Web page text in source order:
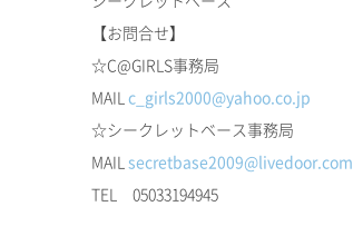
【お問合せ】
☆C@GIRLS事務局
MAIL c_girls2000@yahoo.co.jp
☆シークレットベース事務局
MAIL secretbase2009@livedoor.com
TEL 05033194945